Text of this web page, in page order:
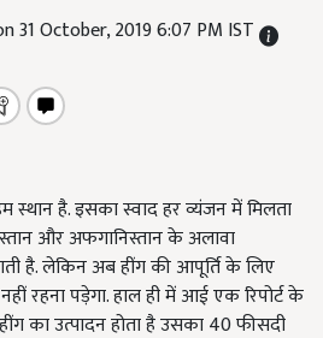
31 October, 2019 6:07 PM IST
स्थान है. इसका स्वाद हर व्यंजन में मिलता
और अफगानिस्तान के अलावा
है. लेकिन अब हींग की आपूर्ति के लिए
रहना पड़ेगा. हाल ही में आई एक रिपोर्ट के
का उत्पादन होता है उसका 40 फीसदी